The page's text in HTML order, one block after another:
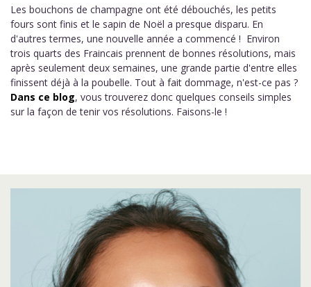
Les bouchons de champagne ont été débouchés, les petits
fours sont finis et le sapin de Noël a presque disparu. En
d'autres termes, une nouvelle année a commencé ! Environ
trois quarts des Fraincais prennent de bonnes résolutions, mais
après seulement deux semaines, une grande partie d'entre elles
finissent déjà à la poubelle. Tout à fait dommage, n'est-ce pas ?
Dans ce blog, vous trouverez donc quelques conseils simples
sur la façon de tenir vos résolutions. Faisons-le !